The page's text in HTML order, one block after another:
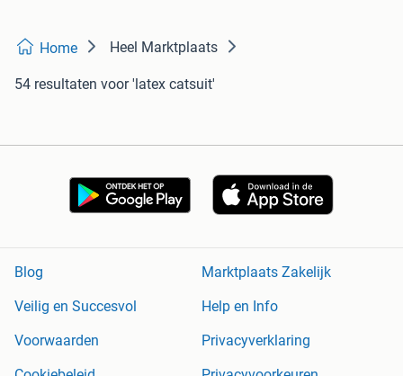
Home Heel Marktplaats
54 resultaten voor 'latex catsuit'
Blog
Marktplaats Zakelijk
Veilig en Succesvol
Help en Info
Voorwaarden
Privacyverklaring